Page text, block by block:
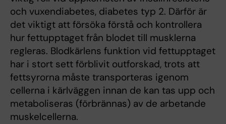
och vuxendiabetes, diabetes typ 2. Därför är
det viktigt att försöka förstå och kontrollera
hur fettupptaget från blodet till musklerna
regleras. Blodkärlens funktion vid fettupptaget
har i stort sett förblivit outforskad, trots att
fettsyrorna måste transporteras igenom
cellerna i kärlväggen innan de kan tas upp och
metaboliseras (förbrännas) av de arbetande
muskelcellerna.